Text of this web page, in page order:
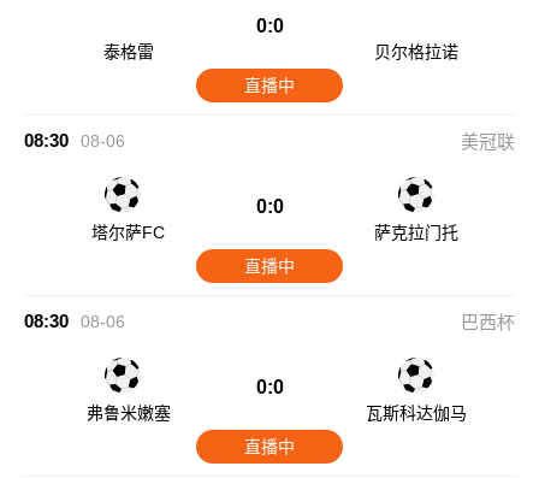
泰格雷
0:0
贝尔格拉诺
直播中
08:30 08-06 美冠联
塔尔萨FC
0:0
萨克拉门托
直播中
08:30 08-06 巴西杯
弗鲁米嫩塞
0:0
瓦斯科达伽马
直播中